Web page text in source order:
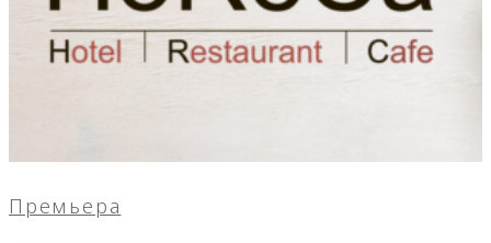
Премьера